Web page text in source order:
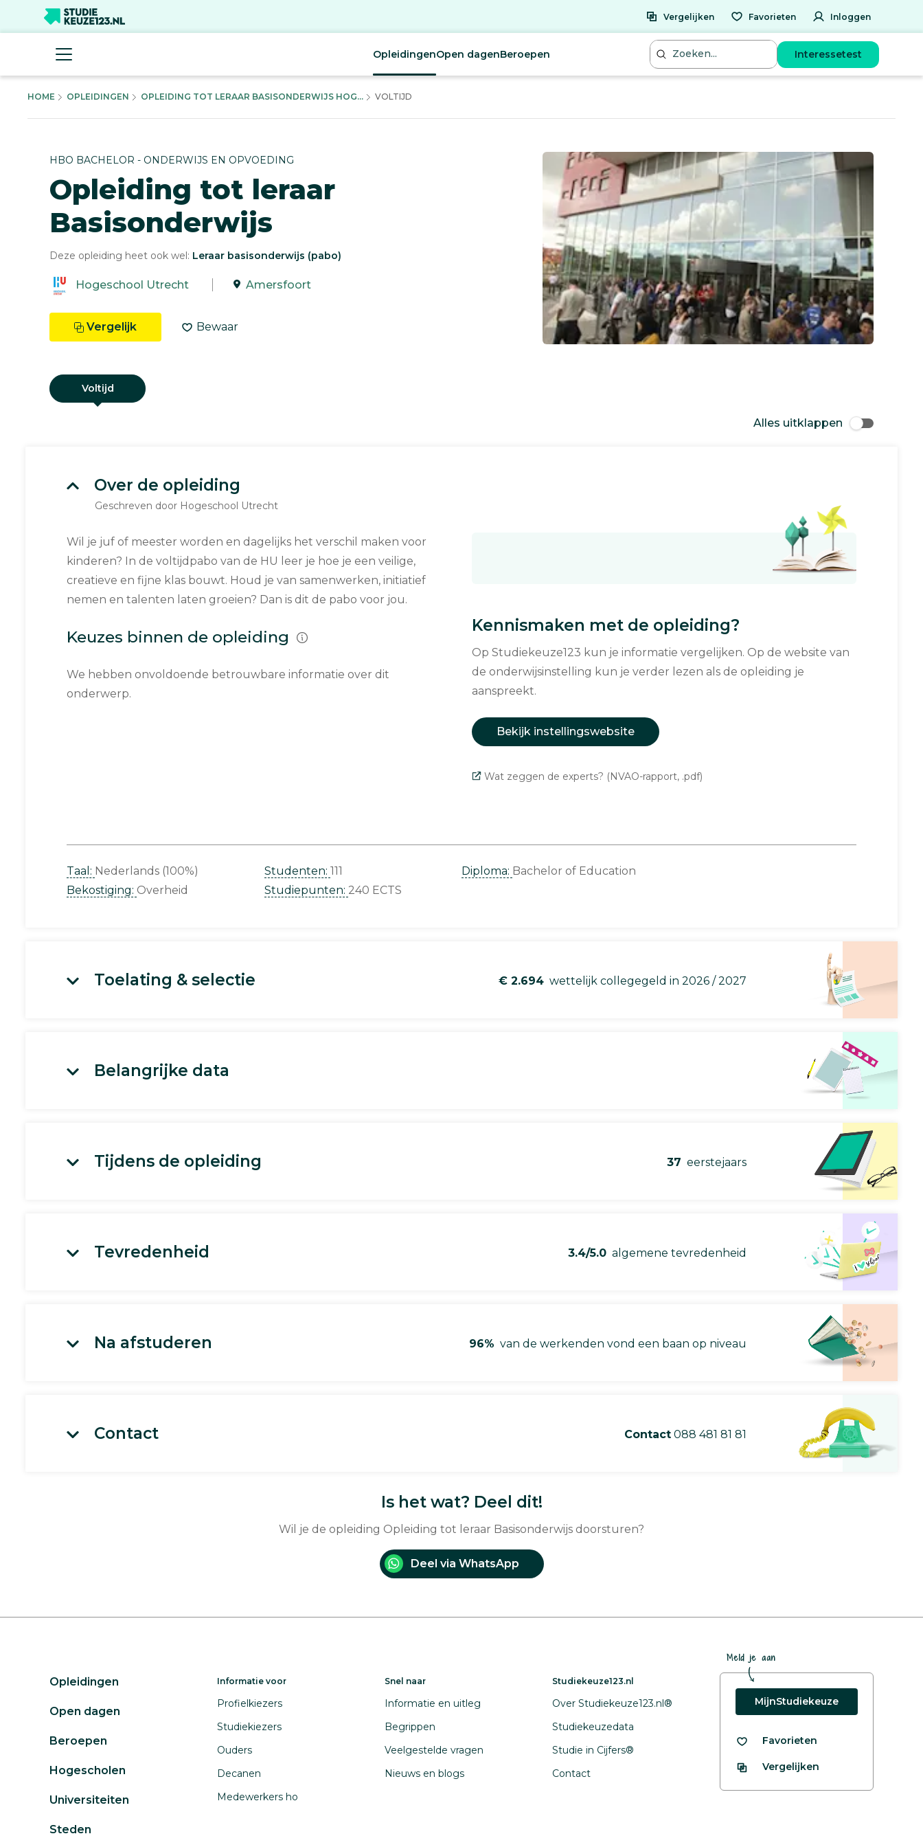
Vergelijken Favorieten Inloggen
OpleidingenOpen dagenBeroepen Interessetest
HOME OPLEIDINGEN OPLEIDING TOT LERAAR BASISONDERWIJS HOG... VOLTIJD
HBO BACHELOR - ONDERWIJS EN OPVOEDING
Opleiding tot leraar
Basisonderwijs
Deze opleiding heet ook wel: Leraar basisonderwijs (pabo)
Hogeschool Utrecht Amersfoort
Vergelijk Bewaar
Voltijd
Alles uitklappen
Over de opleiding
Geschreven door Hogeschool Utrecht
Wil je juf of meester worden en dagelijks het verschil maken voor
kinderen? In de voltijdpabo van de HU leer je hoe je een veilige,
creatieve en fijne klas bouwt. Houd je van samenwerken, initiatief
nemen en talenten laten groeien? Dan is dit de pabo voor jou.
Keuzes binnen de opleiding
We hebben onvoldoende betrouwbare informatie over dit
onderwerp.
Kennismaken met de opleiding?
Op Studiekeuze123 kun je informatie vergelijken. Op de website van
de onderwijsinstelling kun je verder lezen als de opleiding je
aanspreekt.
Bekijk instellingswebsite
Wat zeggen de experts? (NVAO-rapport, .pdf)
Taal: Nederlands (100%)
Bekostiging: Overheid
Studenten: 111
Studiepunten: 240 ECTS
Diploma: Bachelor of Education
Toelating & selectie € 2.694 wettelijk collegegeld in 2026 / 2027
Belangrijke data
Tijdens de opleiding 37 eerstejaars
Tevredenheid 3.4/5.0 algemene tevredenheid
Na afstuderen 96% van de werkenden vond een baan op niveau
Contact Contact 088 481 81 81
Is het wat? Deel dit!
Wil je de opleiding Opleiding tot leraar Basisonderwijs doorsturen?
Deel via WhatsApp
Opleidingen
Open dagen
Beroepen
Hogescholen
Universiteiten
Steden
Informatie voor
Profielkiezers
Studiekiezers
Ouders
Decanen
Medewerkers ho
Snel naar
Informatie en uitleg
Begrippen
Veelgestelde vragen
Nieuws en blogs
Studiekeuze123.nl
Over Studiekeuze123.nl®
Studiekeuzedata
Studie in Cijfers®
Contact
Meld je aan
MijnStudiekeuze
Favorieten
Vergelijken